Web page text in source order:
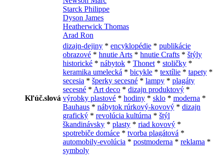
Starck Philippe
Dyson James
Heatherwick Thomas
Arad Ron
Kľúč.slová
dizajn-dejiny * encyklopédie * publikácie
obrazové * hnutie Arts * hnutie Crafts * štýly
historické * nábytok * Thonet * stoličky *
keramika umelecká * bicykle * textílie * tapety *
secesia * šperky secesné * lampy * plagáty
secesné * Art deco * dizajn produktový *
výrobky plastové * hodiny * sklo * moderna *
Bauhaus * nábytok rúrkový-kovový * dizajn
grafický * revolúcia kultúrna * štýl
škandinávsky * plasty * riad kovový *
spotrebiče domáce * tvorba plagátová *
automobily-evolúcia * postmoderna * reklama *
symboly